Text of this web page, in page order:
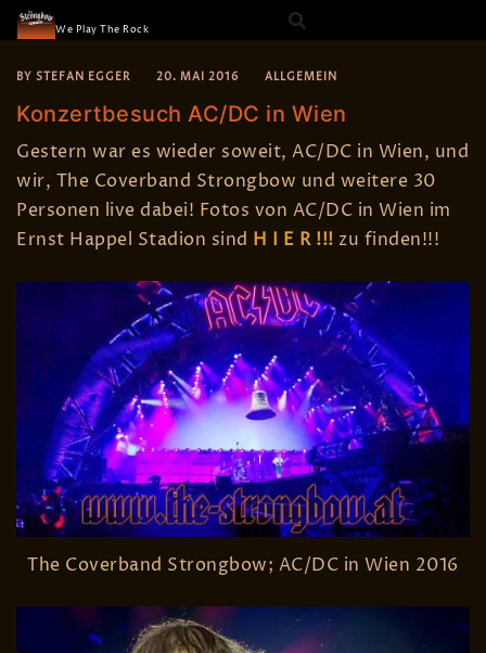
Skip
to
content
We Play The Rock
BY STEFAN EGGER 20. MAI 2016 ALLGEMEIN
Konzertbesuch AC/DC in Wien
Gestern war es wieder soweit, AC/DC in Wien, und
wir, The Coverband Strongbow und weitere 30
Personen live dabei! Fotos von AC/DC in Wien im
Ernst Happel Stadion sind H I E R !!! zu finden!!!
The Coverband Strongbow; AC/DC in Wien 2016